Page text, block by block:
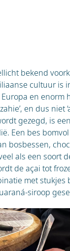
bekend
cultuur is
en enorm
en dus niet
gezegd, is
Een bes
bosbessen,
als een soort
de açai tot
met stukjes
siroop